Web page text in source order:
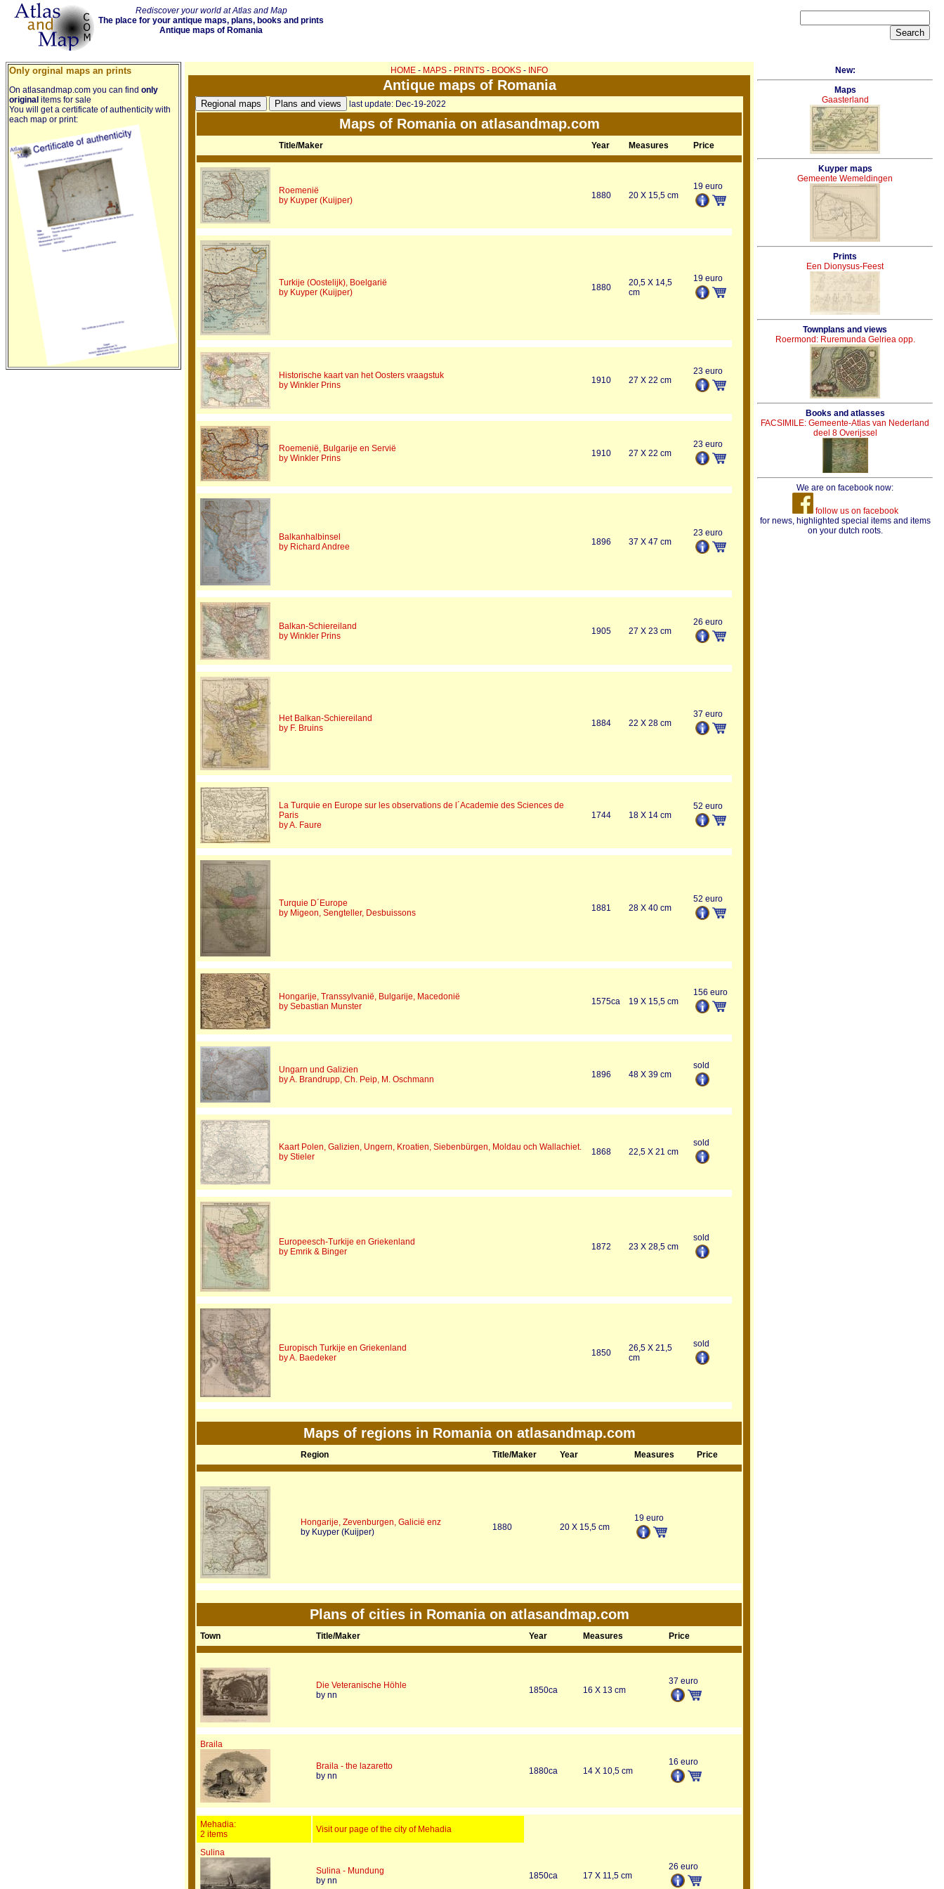
Rediscover your world at Atlas and Map
The place for your antique maps, plans, books and prints
Antique maps of Romania
Only orginal maps an prints
On atlasandmap.com you can find only
original items for sale
You will get a certificate of authenticity with
each map or print:
HOME - MAPS - PRINTS - BOOKS - INFO
Antique maps of Romania
last update: Dec-19-2022
Maps of Romania on atlasandmap.com
Title/Maker Year Measures Price
Roemenië
by Kuyper (Kuijper)
1880 20 X 15,5 cm
19 euro
Turkije (Oostelijk), Boelgarië
by Kuyper (Kuijper)
1880
20,5 X 14,5
cm
19 euro
Historische kaart van het Oosters vraagstuk
by Winkler Prins
1910 27 X 22 cm
23 euro
Roemenië, Bulgarije en Servië
by Winkler Prins
1910 27 X 22 cm
23 euro
Balkanhalbinsel
by Richard Andree
1896 37 X 47 cm
23 euro
Balkan-Schiereiland
by Winkler Prins
1905 27 X 23 cm
26 euro
Het Balkan-Schiereiland
by F. Bruins
1884 22 X 28 cm
37 euro
La Turquie en Europe sur les observations de l´Academie des Sciences de
Paris
by A. Faure
1744 18 X 14 cm
52 euro
Turquie D´Europe
by Migeon, Sengteller, Desbuissons
1881 28 X 40 cm
52 euro
Hongarije, Transsylvanië, Bulgarije, Macedonië
by Sebastian Munster
1575ca 19 X 15,5 cm
156 euro
Ungarn und Galizien
by A. Brandrupp, Ch. Peip, M. Oschmann
1896 48 X 39 cm
sold
Kaart Polen, Galizien, Ungern, Kroatien, Siebenbürgen, Moldau och Wallachiet.
by Stieler
1868 22,5 X 21 cm
sold
Europeesch-Turkije en Griekenland
by Emrik & Binger
1872 23 X 28,5 cm
sold
Europisch Turkije en Griekenland
by A. Baedeker
1850
26,5 X 21,5
cm
sold
Maps of regions in Romania on atlasandmap.com
Region Title/Maker Year Measures Price
Hongarije, Zevenburgen, Galicië enz
by Kuyper (Kuijper)
1880 20 X 15,5 cm
19 euro
Plans of cities in Romania on atlasandmap.com
Town Title/Maker Year Measures Price
Die Veteranische Höhle
by nn
1850ca 16 X 13 cm
37 euro
Braila
Braila - the lazaretto
by nn
1880ca 14 X 10,5 cm
16 euro
Mehadia:
2 items
Visit our page of the city of Mehadia
Sulina
Sulina - Mundung
by nn
1850ca 17 X 11,5 cm
26 euro
New:
Maps
Gaasterland
Kuyper maps
Gemeente Wemeldingen
Prints
Een Dionysus-Feest
Townplans and views
Roermond: Ruremunda Gelriea opp.
Books and atlasses
FACSIMILE: Gemeente-Atlas van Nederland
deel 8 Overijssel
We are on facebook now:
follow us on facebook
for news, highlighted special items and items
on your dutch roots.